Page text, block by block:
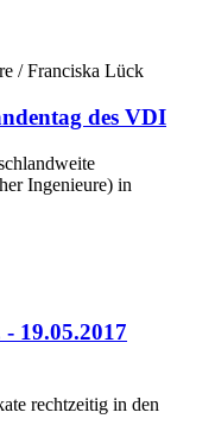
/ Franciska Lück
des VDI
Ingenieure) in
19.05.2017
rechtzeitig in den